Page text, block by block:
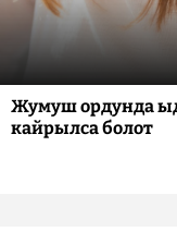
Жумуш ордунда
кайрылса болот